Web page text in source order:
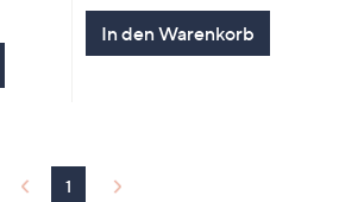
In den Warenkorb
1